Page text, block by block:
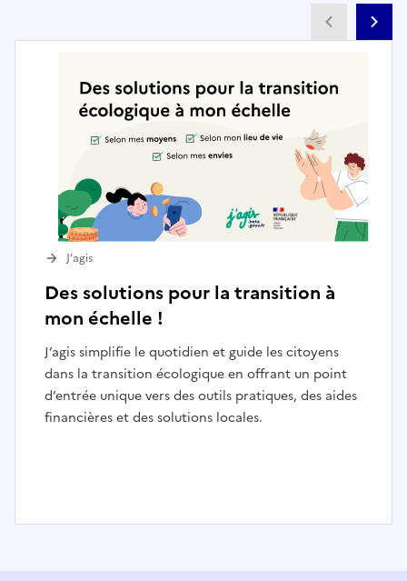
Des solutions pour la transition à
mon échelle !
J’agis simplifie le quotidien et guide les citoyens
dans la transition écologique en offrant un point
d’entrée unique vers des outils pratiques, des aides
financières et des solutions locales.
J’agis